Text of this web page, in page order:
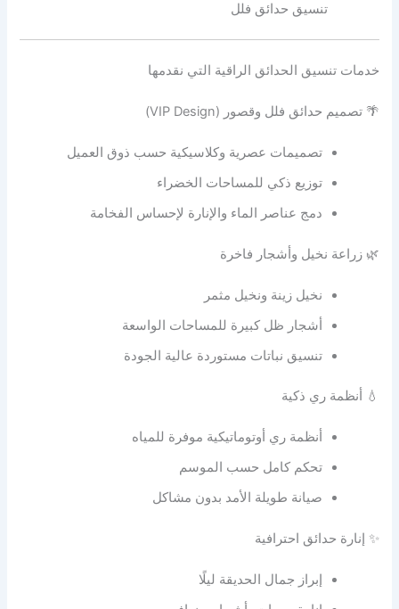
تنسيق حدائق فلل
خدمات تنسيق الحدائق الراقية التي نقدمها
🌴 تصميم حدائق فلل وقصور (VIP Design)
تصميمات عصرية وكلاسيكية حسب ذوق العميل
توزيع ذكي للمساحات الخضراء
دمج عناصر الماء والإنارة لإحساس الفخامة
🌿 زراعة نخيل وأشجار فاخرة
نخيل زينة ونخيل مثمر
أشجار ظل كبيرة للمساحات الواسعة
تنسيق نباتات مستوردة عالية الجودة
💧 أنظمة ري ذكية
أنظمة ري أوتوماتيكية موفرة للمياه
تحكم كامل حسب الموسم
صيانة طويلة الأمد بدون مشاكل
✨ إنارة حدائق احترافية
إبراز جمال الحديقة ليلًا